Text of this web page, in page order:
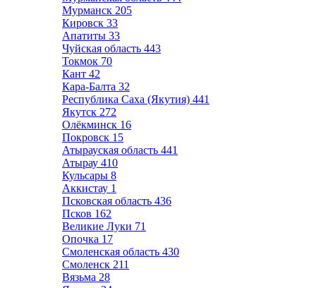
Мурманск 205
Кировск 33
Апатиты 33
Чуйская область 443
Токмок 70
Кант 42
Кара-Балта 32
Республика Саха (Якутия) 441
Якутск 272
Олёкминск 16
Покровск 15
Атырауская область 441
Атырау 410
Кульсары 8
Аккистау 1
Псковская область 436
Псков 162
Великие Луки 71
Опочка 17
Смоленская область 430
Смоленск 211
Вязьма 28